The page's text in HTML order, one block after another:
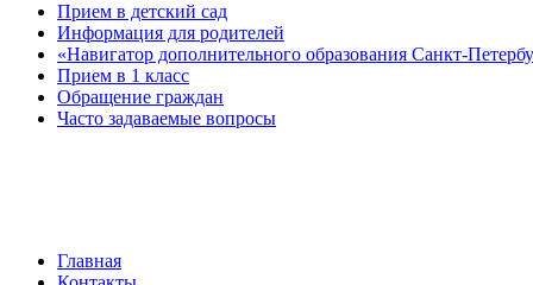
Прием в детский сад
Информация для родителей
«Навигатор дополнительного образования Санкт-
Прием в 1 класс
Обращение граждан
Часто задаваемые вопросы
Главная